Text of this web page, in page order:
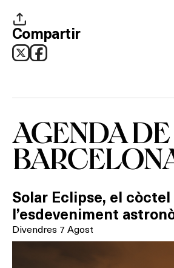
Compartir
AGENDA
Solar Eclipse, el
l’esdeveniment
Divendres 7 Agost